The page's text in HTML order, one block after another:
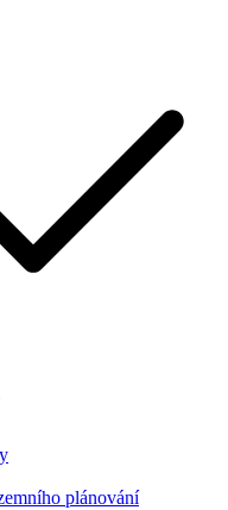
plánování